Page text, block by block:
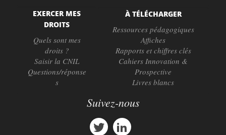
EXERCER MES
DROITS
Quels sont mes
droits ?
Saisir la CNIL
Questions/réponse
s
À TÉLÉCHARGER
Ressources pédagogiques
Affiches
Rapports et chiffres clés
Cahiers Innovation &
Prospective
Livres blancs
Suivez-nous